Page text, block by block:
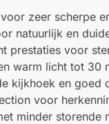
zeer scherpe
natuurlijk en
prestaties voor
warm licht tot 30
kijkhoek en goed
voor
minder storende